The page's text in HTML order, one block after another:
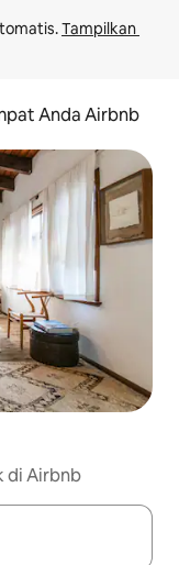
Tampilkan
Anda Airbnb
di Airbnb
tombol panah